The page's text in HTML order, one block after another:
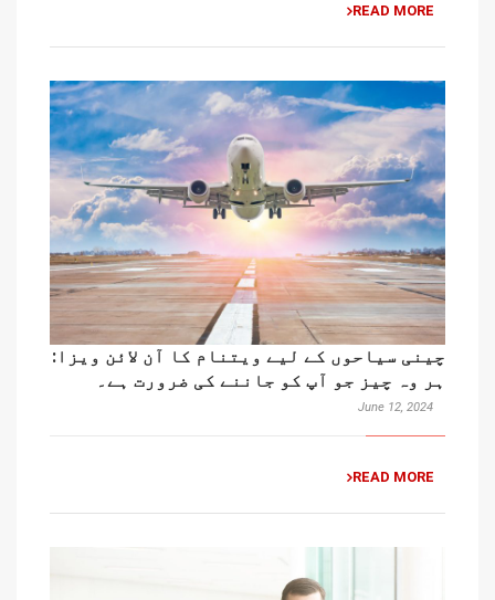
READ MORE
چینی سیاحوں کے لیے ویتنام کا آن لائن ویزا:
ہر وہ چیز جو آپ کو جاننے کی ضرورت ہے۔
June 12, 2024
READ MORE